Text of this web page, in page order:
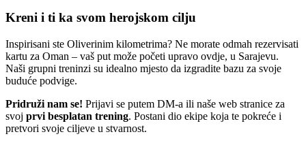
Kreni i ti ka svom herojskom cilju
Inspirisani ste Oliverinim kilometrima? Ne morate odmah rezervisati
kartu za Oman – vaš put može početi upravo ovdje, u Sarajevu.
Naši grupni treninzi su idealno mjesto da izgradite bazu za svoje
buduće podvige.
Pridruži nam se! Prijavi se putem DM-a ili naše web stranice za
svoj prvi besplatan trening. Postani dio ekipe koja te pokreće i
pretvori svoje ciljeve u stvarnost.